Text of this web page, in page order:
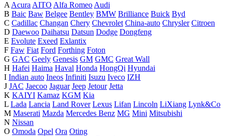
A Acura AITO Alfa Romeo Audi
B Baic Baw Belgee Bentley BMW Brilliance Buick Byd
C Cadillac Changan Chery Chevrolet China-auto Chrysler Citroen
D Daewoo Daihatsu Datsun Dodge Dongfeng
E Evolute Exeed Exlantix
F Faw Fiat Ford Forthing Foton
G GAC Geely Genesis GM GMC Great Wall
H Hafei Haima Haval Honda HongQi Hyundai
I Indian auto Ineos Infiniti Isuzu Iveco IZH
J JAC Jaecoo Jaguar Jeep Jetour Jetta
K KAIYI Kamaz KGM Kia
L Lada Lancia Land Rover Lexus Lifan Lincoln LiXiang Lynk&Co
M Maserati Mazda Mercedes Benz MG Mini Mitsubishi
N Nissan
O Omoda Opel Ora Oting